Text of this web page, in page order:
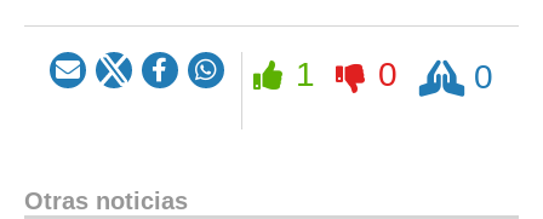
1 0
Rezar 0
Otras noticias